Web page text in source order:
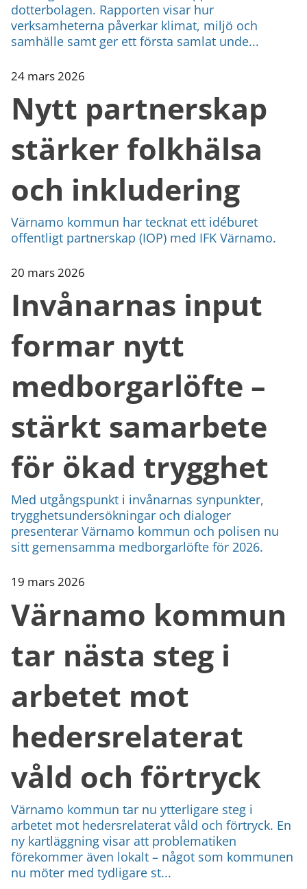
dotterbolagen. Rapporten visar hur
verksamheterna påverkar klimat, miljö och
samhälle samt ger ett första samlat unde...
24 mars 2026
Nytt partnerskap
stärker folkhälsa
och inkludering
Värnamo kommun har tecknat ett idéburet
offentligt partnerskap (IOP) med IFK Värnamo.
20 mars 2026
Invånarnas input
formar nytt
medborgarlöfte –
stärkt samarbete
för ökad trygghet
Med utgångspunkt i invånarnas synpunkter,
trygghetsundersökningar och dialoger
presenterar Värnamo kommun och polisen nu
sitt gemensamma medborgarlöfte för 2026.
19 mars 2026
Värnamo kommun
tar nästa steg i
arbetet mot
hedersrelaterat
våld och förtryck
Värnamo kommun tar nu ytterligare steg i
arbetet mot hedersrelaterat våld och förtryck. En
ny kartläggning visar att problematiken
förekommer även lokalt – något som kommunen
nu möter med tydligare st...